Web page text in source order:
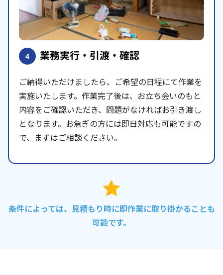
4 業務実行・引渡・確認
ご納得いただけましたら、ご希望の日程にて作業を
実施いたします。作業完了後は、お立ち会いのもと
内容をご確認いただき、問題がなければお引き渡し
となります。お急ぎの方には即日対応も可能ですの
で、まずはご相談ください。
条件によっては、見積もり時に即作業に取り掛かることも
可能です。